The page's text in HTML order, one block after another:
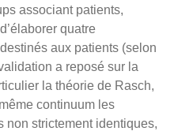
associant patients,
quatre
aux patients (selon
a reposé sur la
la théorie de Rasch,
continuum les
non strictement identiques,